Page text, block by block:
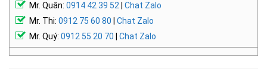
Mr. Quân: 0914 42 39 52
Chat Zalo
Mr. Thi: 0912 75 60 80
Chat Zalo
Mr. Quý: 0912 55 20 70 Chat Zalo